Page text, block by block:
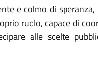
e colmo di
ruolo, capace di
alle scelte